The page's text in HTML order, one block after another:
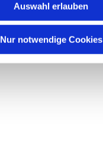
Auswahl erlauben
Nur notwendige Cookies